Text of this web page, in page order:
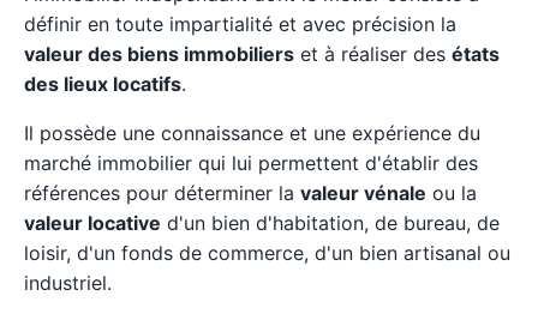
définir en toute impartialité et avec précision la
valeur des biens immobiliers et à réaliser des états
des lieux locatifs.
Il possède une connaissance et une expérience du
marché immobilier qui lui permettent d'établir des
références pour déterminer la valeur vénale ou la
valeur locative d'un bien d'habitation, de bureau, de
loisir, d'un fonds de commerce, d'un bien artisanal ou
industriel.